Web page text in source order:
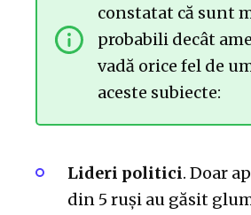
constatat că sunt
probabili decât
vadă orice fel de
aceste subiecte:
Lideri politici. Doar
din 5 ruși au găsit